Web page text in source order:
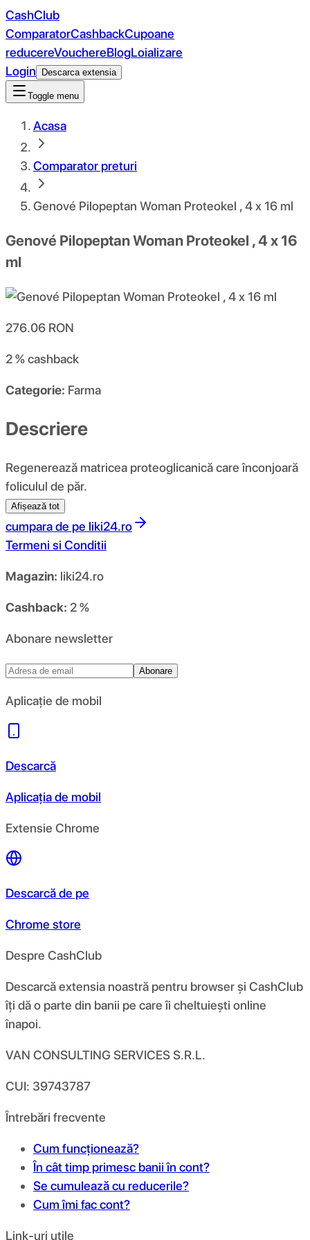
CashClub
ComparatorCashbackCupoane
reducereVouchereBlogLoializare
Login
Descarca extensia
Toggle menu
Acasa
Comparator preturi
Genové Pilopeptan Woman Proteokel , 4 x 16 ml
Genové Pilopeptan Woman Proteokel , 4 x 16
ml
276.06 RON
2 %cashback
Categorie: Farma
Descriere
Regenerează matricea proteoglicanică care înconjoară
foliculul de păr.
Afișează tot
cumpara de pe liki24.ro
Termeni si Conditii
Magazin: liki24.ro
Cashback: 2 %
Abonare newsletter
Abonare
Aplicație de mobil
Descarcă
Aplicația de mobil
Extensie Chrome
Descarcă de pe
Chrome store
Despre CashClub
Descarcă extensia noastră pentru browser și CashClub
îți dă o parte din banii pe care îi cheltuiești online
înapoi.
VAN CONSULTING SERVICES S.R.L.
CUI: 39743787
Întrebări frecvente
Cum funcționează?
În cât timp primesc banii în cont?
Se cumulează cu reducerile?
Cum îmi fac cont?
Link-uri utile